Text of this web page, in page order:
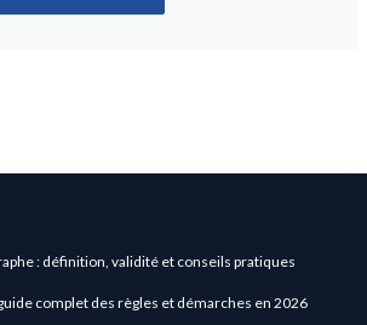
: définition, validité et conseils pratiques
complet des règles et démarches en 2026